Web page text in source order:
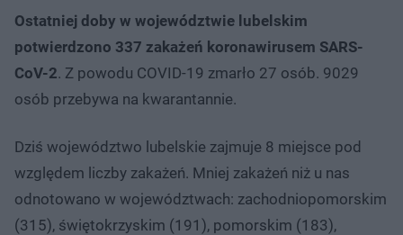
Ostatniej doby w województwie lubelskim
potwierdzono 337 zakażeń koronawirusem SARS-
CoV-2. Z powodu COVID-19 zmarło 27 osób. 9029
osób przebywa na kwarantannie.
Dziś województwo lubelskie zajmuje 8 miejsce pod
względem liczby zakażeń. Mniej zakażeń niż u nas
odnotowano w województwach: zachodniopomorskim
(315), świętokrzyskim (191), pomorskim (183),